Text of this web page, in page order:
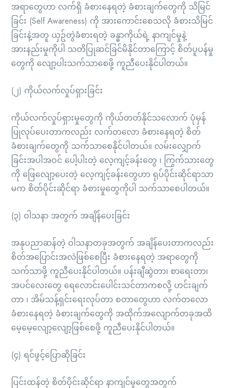
အရာတွေဟာ လက်ရှိ ခံစားနေရတဲ့ ခံစားချက်တွေကို သိမြင်
ခြင်း (Self Awareness) ကို အားကောင်းစေသလို ခံစားသိမြင်
ခြင်းနဲ့အတူ ယှဥ်တွဲခံစားရတဲ့ ခန္ဓာကိုယ်ရဲ့ နာကျင်မှုနဲ့
အားနည်းမှုကိုပါ သတိပြုဆင်ခြင်မိနိုင်တာကြောင့် စိတ်ပူပန်မှု
တွေကို လျော့ပါးသက်သာစေဖို့ ကူညီပေးနိုင်ပါတယ်။
(၂) ကိုယ်လက်လှုပ်ရှားခြင်း
ကိုယ်လက်လှုပ်ရှားမှုတွေကို ကိုယ်တတ်နိုင်သလောက် ပုံမှန်
ပြုလုပ်ပေးတာကလည်း လက်တလော ခံစားနေရတဲ့ စိတ်
ခံစားချက်တွေကို သက်သာစေနိုင်ပါတယ်။ လမ်းလျှောက်
ခြင်းအပါအဝင် ပေါ့ပါးတဲ့ လေ့ကျင့်ခန်းတွေ ၊ ကြွက်သားတွေ
ကို ဖြေလျော့ပေးတဲ့ လေ့ကျင့်ခန်းတွေဟာ ရုပ်ပိုင်းဆိုင်ရာသာ
မက စိတ်ပိုင်းဆိုင်ရာ ခံစားမှုတွေကိုပါ သက်သာစေပါတယ်။
(၃) ဝါသနာ အတွက် အချိန်ပေးခြင်း
အနုပညာဆန်တဲ့ ဝါသနာတခုအတွက် အချိန်ပေးတာကလည်း
စိတ်အပြောင်းအလဲဖြစ်စေပြီး ခံစားနေရတဲ့ အရာတွေကို
သက်သာဖို့ ကူညီပေးနိုင်ပါတယ်။ ပန်းချီဆွဲတာ၊ စာရေးတာ၊
အပင်လေးတွေ ရေလောင်းပေါင်းသင်တာကစလို့ ဟင်းချက်
တာ ၊ အိမ်သန့်ရှင်းရေးလုပ်တာ စတာတွေဟာ လက်တလော
ခံစားနေရတဲ့ ခံစားချက်တွေကို အထိုက်အလျောက်တခုအထိ
မေ့မေ့လျော့လျော့ဖြစ်စေဖို့ ကူညီပေးနိုင်ပါတယ်။
(၄) ရင်ဖွင့်ပြောဆိုခြင်း
ပြင်းထန်တဲ့ စိတ်ပိုင်းဆိုင်ရာ နာကျင်မှုတွေအတွက်